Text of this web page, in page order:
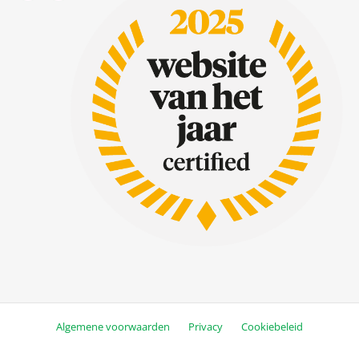
Algemene voorwaarden Privacy Cookiebeleid